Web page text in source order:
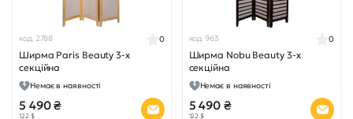
код 2788
Ширма Paris Beauty 3-х
секційна
0
Немає в наявності
5 490 ₴
122 $
код 963
Ширма Nobu Beauty 3-х
секційна
0
Немає в наявності
5 490 ₴
122 $